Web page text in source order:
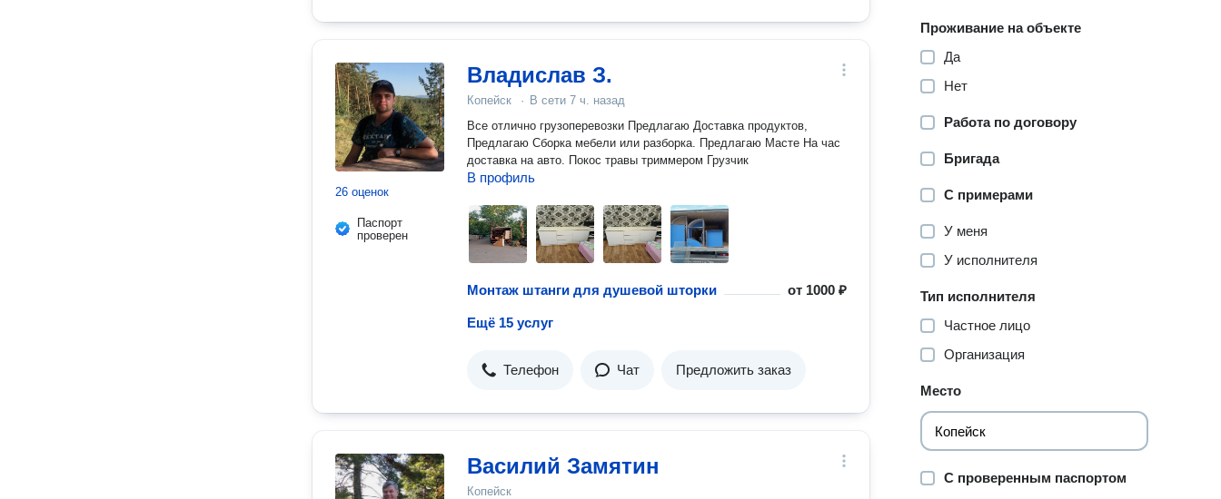
26 оценок
Паспорт
проверен
Владислав З.
Копейск · В сети 7 ч. назад
Все отлично грузоперевозки Предлагаю Доставка продуктов,
Предлагаю Сборка мебели или разборка. Предлагаю Масте На час
доставка на авто. Покос травы триммером Грузчик
В профиль
Монтаж штанги для душевой шторки от 1000 ₽
Ещё 15 услуг
Телефон Чат Предложить заказ
Василий Замятин
Копейск
Проживание на объекте
Да
Нет
Работа по договору
Бригада
С примерами
У меня
У исполнителя
Тип исполнителя
Частное лицо
Организация
Место
С проверенным паспортом